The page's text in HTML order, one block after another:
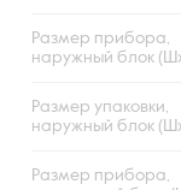
Размер прибора,
наружный блок
Размер упаковки,
наружный блок
Размер прибора,